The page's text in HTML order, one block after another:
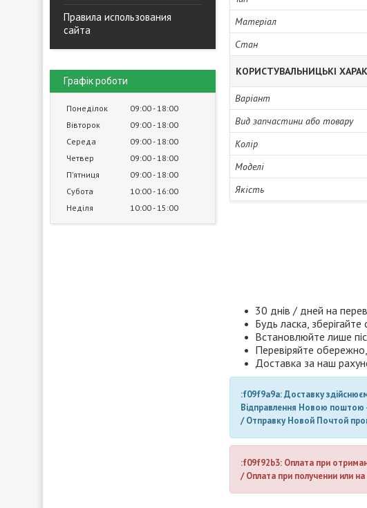
Правила использования
сайта
Графік роботи
Понеділок 09:00 18:00
Вівторок
09:00 18:00
Середа
09:00 18:00
Четвер
09:00 18:00
Пʼятниця
09:00 18:00
Субота
10:00 16:00
Неділя
10:00 15:00
Матеріал
Стан
КОРИСТУВАЛЬНИЦЬКІ
Варіант
Вид запчастини або товару
Колір
Моделі
Якість
30 днів / дней на
Будь ласка, зберігайте
Встановлюйте лише
Перевіряйте
Доставка за наш
:f09f9a9a: Доставку
Відправлення Новою
/ Отправку Новой Почтой
:f09f92b3: Оплата при
/ Оплата при получении или